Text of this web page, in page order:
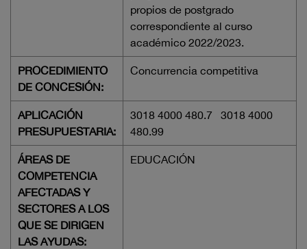
propios de postgrado
correspondiente al curso
académico 2022/2023.
PROCEDIMIENTO
DE CONCESIÓN:
Concurrencia competitiva
APLICACIÓN
PRESUPUESTARIA:
3018 4000 480.7 3018 4000
480.99
ÁREAS DE
COMPETENCIA
AFECTADAS Y
SECTORES A LOS
QUE SE DIRIGEN
LAS AYUDAS:
EDUCACIÓN